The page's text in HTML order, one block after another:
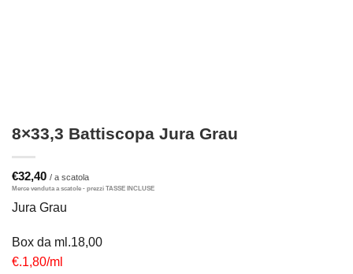
8×33,3 Battiscopa Jura Grau
€32,40
Jura Grau
Box da ml.18,00
€.1,80/ml